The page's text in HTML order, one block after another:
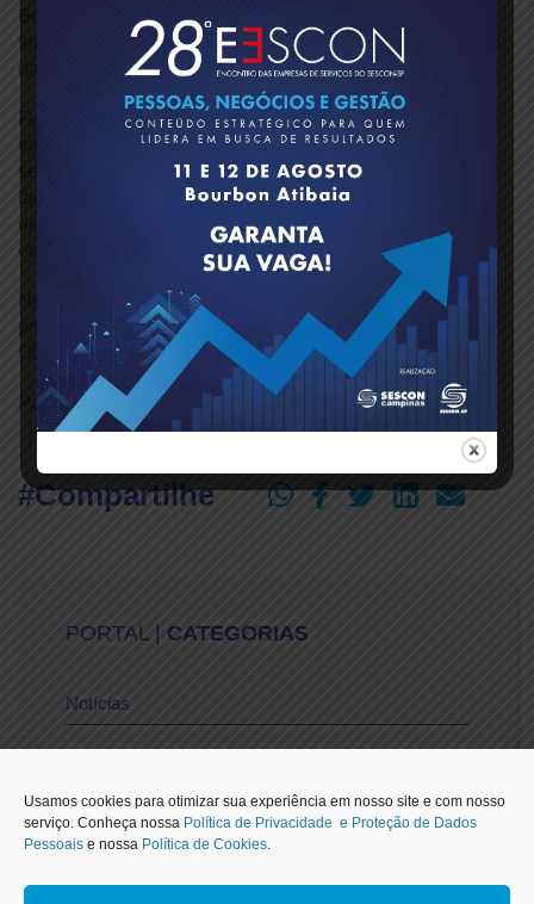
Usamos cookies para otimizar sua experiência em nosso site e com nosso
serviço. Conheça nossa Política de Privacidade e Proteção de Dados
Pessoais e nossa Política de Cookies.
Benedicto David Filho, participaram na última segunda-
feira, 2 de dezembro, da Confraternização de Fim de Ano
da Central Brasileira do Setor de Serviços – Cebrasse.
Foi um momento especial para celebrar as iniciativas, o
trabalho conjunto e as conquistas realizadas em prol do
setor de serviços ao longo do ano, além de renovar os
laços de parceria e o compromisso com o fortalecimento
desse segmento essencial para o desenvolvimento
econômico e social do país.
Na imagem, os representantes do Sescon-SP com o
presidente da Cebrasse, João Diniz, e o senador Laércio
Oliveira.
Publicado em: 03/12/2024
#Compartilhe
PORTAL | CATEGORIAS
Notícias